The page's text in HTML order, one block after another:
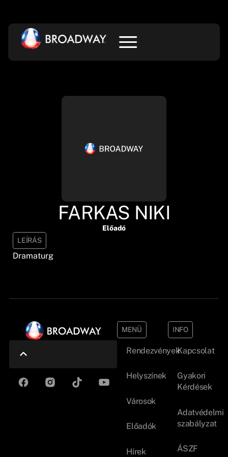
FARKAS NIKI
Előadó
LEÍRÁS
Dramaturg
MENÜ
Rendezvények
Helyszínek
Városok
Előadók
Hírek
INFO
Kapcsolat
Gyakori
Kérdések
Adatvédelmi
szabályzat
ÁSZF